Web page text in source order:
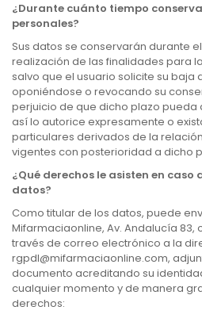
¿Durante cuánto tiempo
personales?
Sus datos se conservarán durante
realización de las finalidades para
salvo que el usuario solicite su baja
oponiéndose o revocando su
perjuicio de que dicho plazo pueda
así lo autorice expresamente o
particulares derivados de la
vigentes con posterioridad a dicho
¿Qué derechos le asisten en
datos?
Como titular de los datos, puede
Mifarmaciaonline, Av. Andalucía 83,
través de correo electrónico a la
rgpdl@mifarmaciaonline.com,
documento acreditando su
cualquier momento y de manera
derechos: